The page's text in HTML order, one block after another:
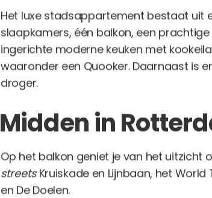
Het luxe stadsappartement bestaat uit
slaapkamers, één balkon, een
ingerichte moderne keuken met
waaronder een Quooker. Daarnaast is
droger.
Midden in
Op het balkon geniet je van het uitzicht
streetsKruiskade en Lijnbaan, het
en De Doelen.